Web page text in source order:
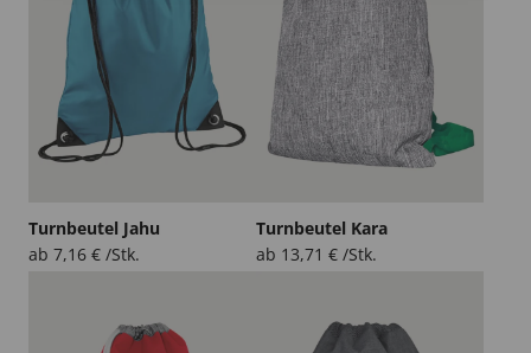
Turnbeutel Jahu
ab 7,16 € /Stk.
Turnbeutel Kara
ab 13,71 € /Stk.